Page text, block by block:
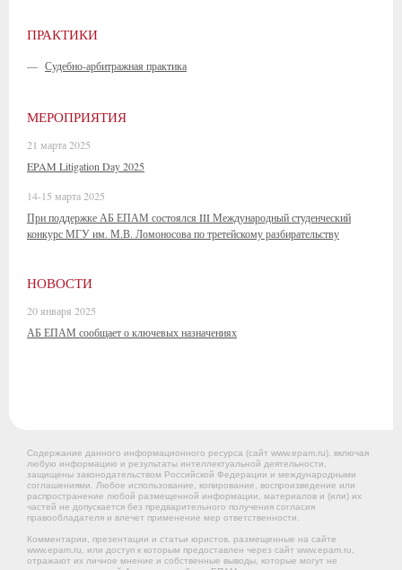
ПРАКТИКИ
— Судебно-арбитражная практика
МЕРОПРИЯТИЯ
21 марта 2025
EPAM Litigation Day 2025
14-15 марта 2025
При поддержке АБ ЕПАМ состоялся III Международный студенческий
конкурс МГУ им. М.В. Ломоносова по третейскому разбирательству
НОВОСТИ
20 января 2025
АБ ЕПАМ сообщает о ключевых назначениях
Содержание данного информационного ресурса (сайт www.epam.ru), включая
любую информацию и результаты интеллектуальной деятельности,
защищены законодательством Российской Федерации и международными
соглашениями. Любое использование, копирование, воспроизведение или
распространение любой размещенной информации, материалов и (или) их
частей не допускается без предварительного получения согласия
правообладателя и влечет применение мер ответственности.
Комментарии, презентации и статьи юристов, размещенные на сайте
www.epam.ru, или доступ к которым предоставлен через сайт www.epam.ru,
отражают их личное мнение и собственные выводы, которые могут не